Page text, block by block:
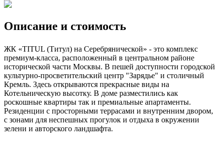
Описание и стоимость
ЖК «TITUL (Титул) на Серебрянической» - это комплекс
премиум-класса, расположенный в центральном районе
исторической части Москвы. В пешей доступности городской
культурно-просветительский центр "Зарядье" и столичный
Кремль. Здесь открываются прекрасные виды на
Котельническую высотку. В доме разместились как
роскошные квартиры так и премиальные апартаменты.
Резиденции с просторными террасами и внутренним двором,
с зонами для неспешных прогулок и отдыха в окружении
зелени и авторского ландшафта.